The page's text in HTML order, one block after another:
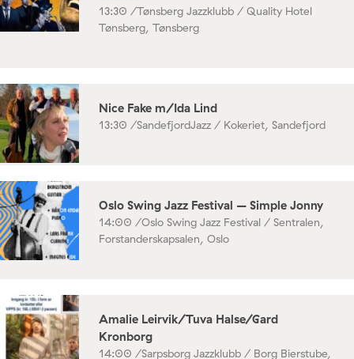
13:30 /Tønsberg Jazzklubb / Quality Hotel
Tønsberg, Tønsberg
Nice Fake m/Ida Lind
13:30 /SandefjordJazz / Kokeriet, Sandefjord
Oslo Swing Jazz Festival – Simple Jonny
14:00 /Oslo Swing Jazz Festival / Sentralen,
Forstanderskapsalen, Oslo
Amalie Leirvik/Tuva Halse/Gard
Kronborg
14:00 /Sarpsborg Jazzklubb / Borg Bierstube,